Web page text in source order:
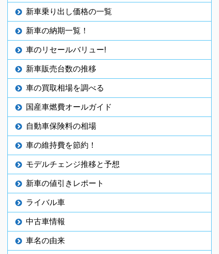
新車乗り出し価格の一覧
新車の納期一覧！
車のリセールバリュー!
新車販売台数の推移
車の買取相場を調べる
国産車燃費オールガイド
自動車保険料の相場
車の維持費を節約！
モデルチェンジ推移と予想
新車の値引きレポート
ライバル車
中古車情報
車名の由来